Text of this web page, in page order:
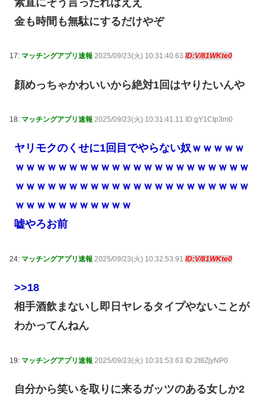
金も時間も無駄にするだけやぞ
17: マッチングアプリ速報 2025/09/23(火) 10:31:40.63 ID:V/81WKte0
顔めっちゃかわいいから絶対1回はヤりたいんや
18: マッチングアプリ速報 2025/09/23(火) 10:31:41.11 ID:gY1Ctp3m0
ヤリモクのくせに1回目でやらない奴ｗｗｗｗｗ
ｗｗｗｗｗｗｗｗｗｗｗｗｗｗｗｗｗｗｗｗｗｗ
ｗｗｗｗｗｗｗｗｗｗｗｗｗｗｗｗｗｗｗｗｗｗ
ｗｗｗｗｗｗｗｗｗｗｗ
嘘やろお前
24: マッチングアプリ速報 2025/09/23(火) 10:32:53.91 ID:V/81WKte0
>>18
相手酒飲まないし即日ヤレるタイプやないことが
わかってんねん
19: マッチングアプリ速報 2025/09/23(火) 10:31:53.63 ID:2t8ZjyNP0
自分から笑いを取りに来るガッツのある女しか2